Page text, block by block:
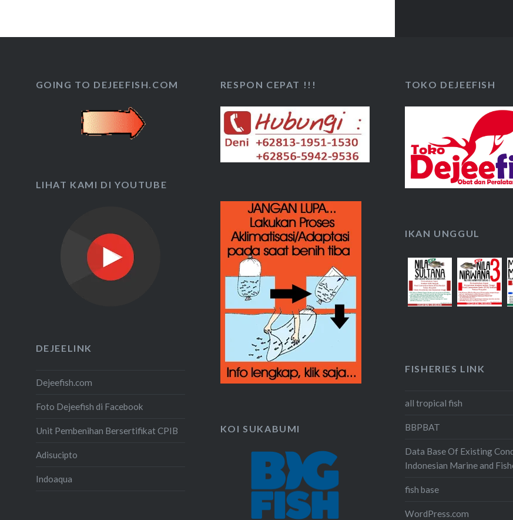
GOING TO DEJEEFISH.COM RESPON CEPAT !!! TOKO DEJEEFISH
LIHAT KAMI DI YOUTUBE
IKAN UNGGUL
DEJEELINK
Dejeefish.com
Foto Dejeefish di Facebook
Unit Pembenihan Bersertifikat CPIB
Adisucipto
Indoaqua
FISHERIES LINK
all tropical fish
BBPBAT
Data Base Of Existing
Indonesian Marine and
fish base
WordPress.com
KOI SUKABUMI